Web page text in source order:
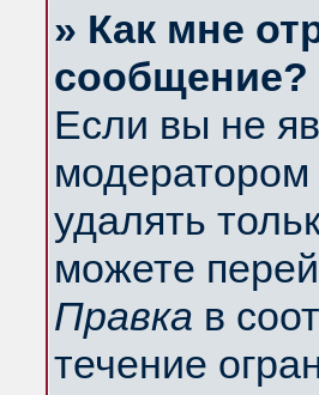
» Как мне
сообщение?
Если вы не
удалять
можете
Правка в
течение